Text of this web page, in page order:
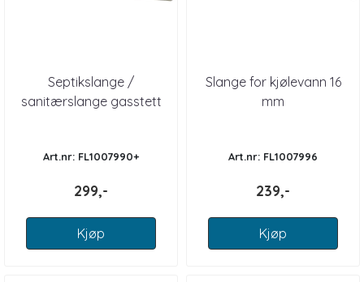
Septikslange /
sanitærslange gasstett
Art.nr: FL1007990+
299,-
Kjøp
Slange for kjølevann 16
mm
Art.nr: FL1007996
239,-
Kjøp